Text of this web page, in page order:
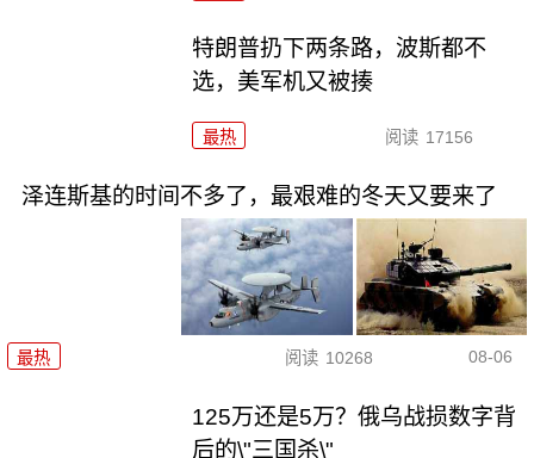
特朗普扔下两条路，波斯都不
选，美军机又被揍
最热 阅读 17156
泽连斯基的时间不多了，最艰难的冬天又要来了
最热 阅读 10268 08-06
125万还是5万？俄乌战损数字背
后的\"三国杀\"